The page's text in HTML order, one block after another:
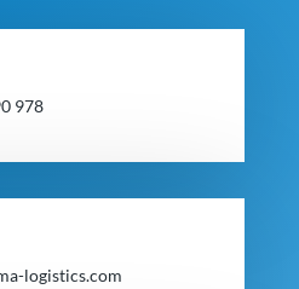
978
logistics.com